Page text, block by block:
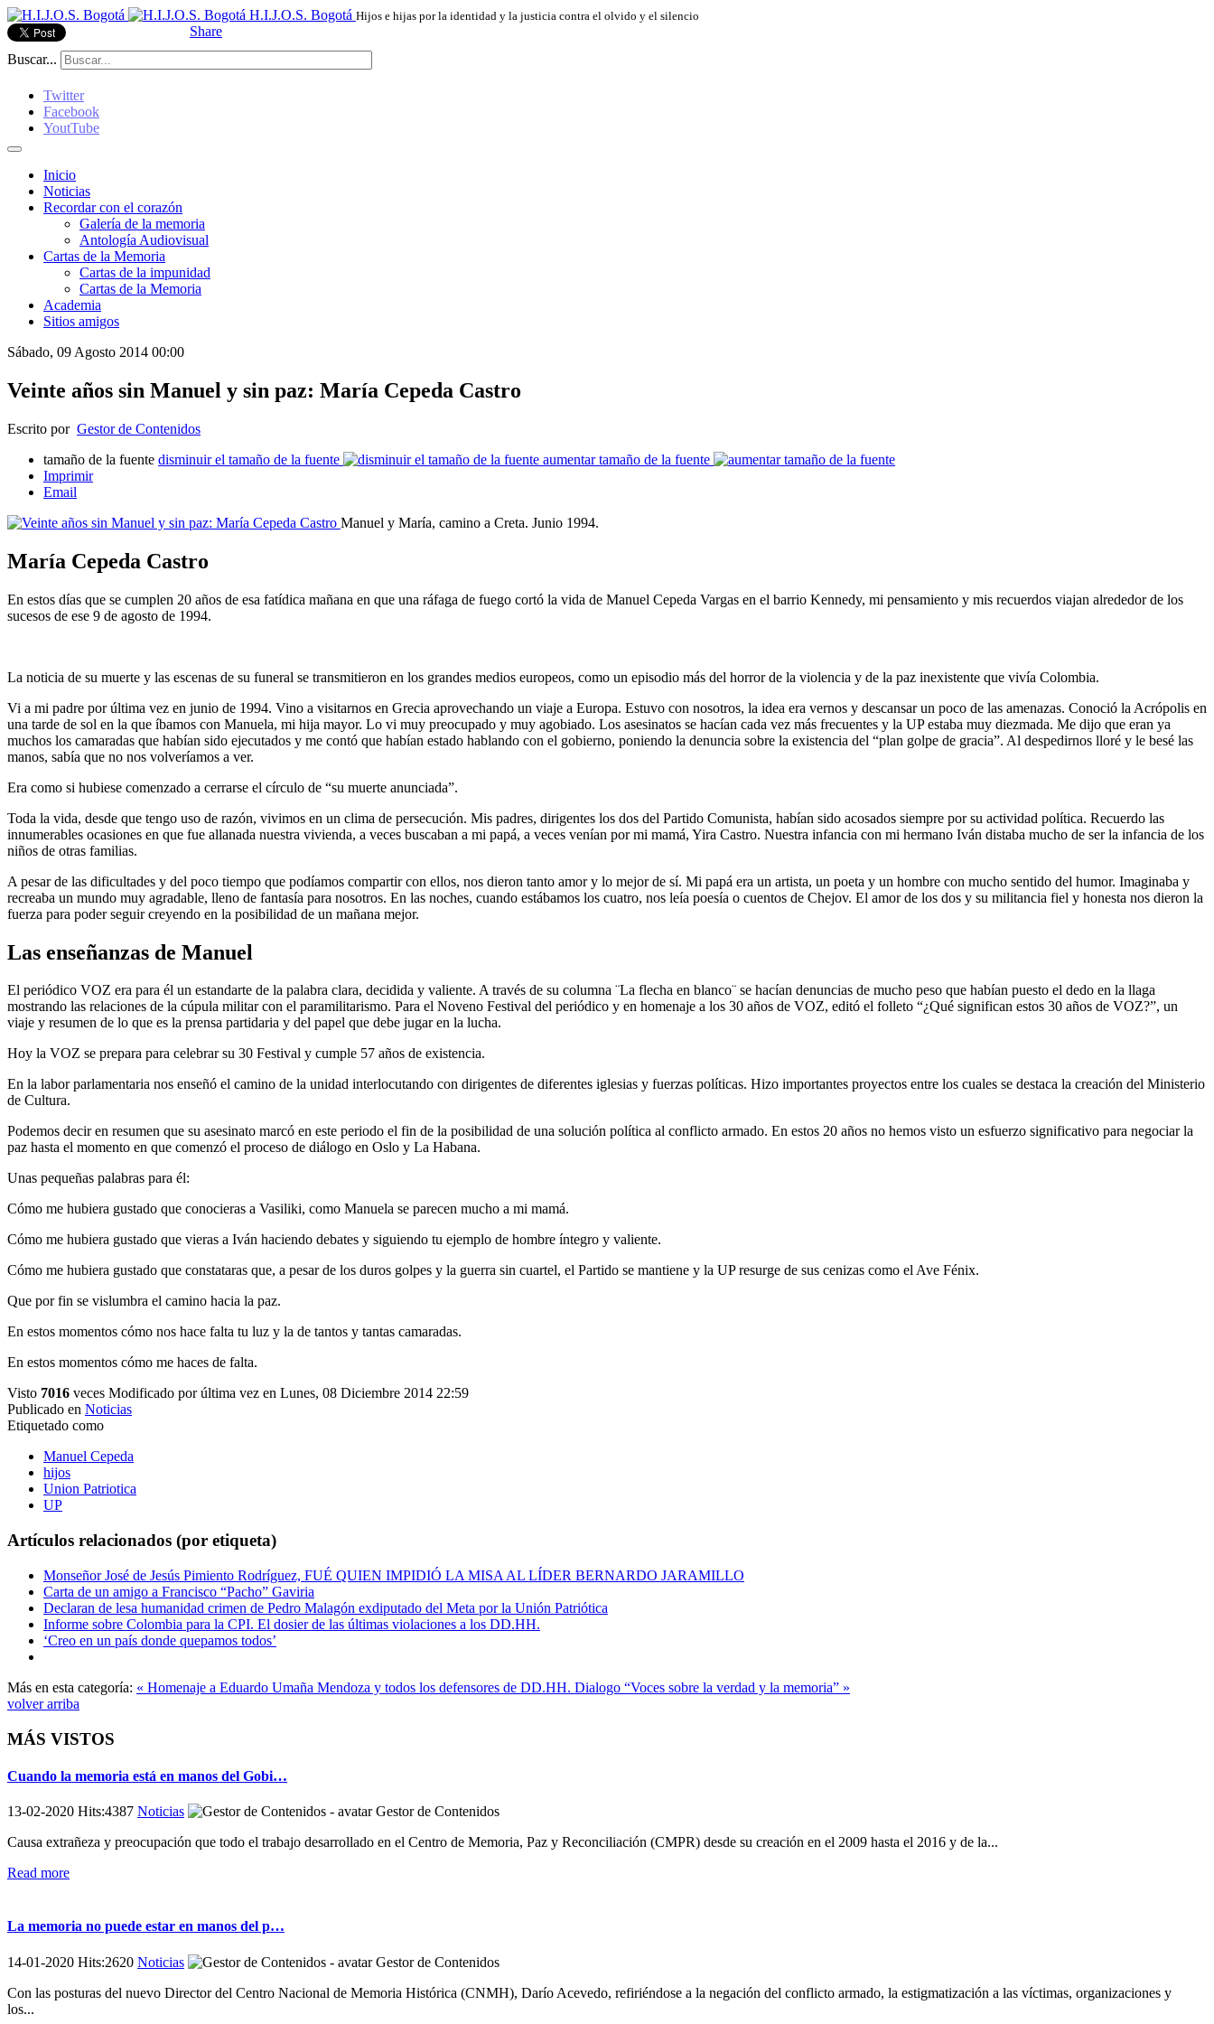
H.I.J.O.S. Bogotá Hijos e hijas por la identidad y la justicia contra el olvido y el silencio
Share
Buscar...
Twitter
Facebook
YoutTube
Inicio
Noticias
Recordar con el corazón
Galería de la memoria
Antología Audiovisual
Cartas de la Memoria
Cartas de la impunidad
Cartas de la Memoria
Academia
Sitios amigos
Sábado, 09 Agosto 2014 00:00
Veinte años sin Manuel y sin paz: María Cepeda Castro
Escrito por Gestor de Contenidos
tamaño de la fuente disminuir el tamaño de la fuente
aumentar tamaño de la fuente
Imprimir
Email
Manuel y María, camino a Creta. Junio 1994.
María Cepeda Castro
En estos días que se cumplen 20 años de esa fatídica mañana en que una ráfaga de fuego cortó la vida de Manuel Cepeda Vargas en el barrio Kennedy, mi pensamiento y mis recuerdos viajan alrededor de los
sucesos de ese 9 de agosto de 1994.
La noticia de su muerte y las escenas de su funeral se transmitieron en los grandes medios europeos, como un episodio más del horror de la violencia y de la paz inexistente que vivía Colombia.
Vi a mi padre por última vez en junio de 1994. Vino a visitarnos en Grecia aprovechando un viaje a Europa. Estuvo con nosotros, la idea era vernos y descansar un poco de las amenazas. Conoció la Acrópolis en
una tarde de sol en la que íbamos con Manuela, mi hija mayor. Lo vi muy preocupado y muy agobiado. Los asesinatos se hacían cada vez más frecuentes y la UP estaba muy diezmada. Me dijo que eran ya
muchos los camaradas que habían sido ejecutados y me contó que habían estado hablando con el gobierno, poniendo la denuncia sobre la existencia del “plan golpe de gracia”. Al despedirnos lloré y le besé las
manos, sabía que no nos volveríamos a ver.
Era como si hubiese comenzado a cerrarse el círculo de “su muerte anunciada”.
Toda la vida, desde que tengo uso de razón, vivimos en un clima de persecución. Mis padres, dirigentes los dos del Partido Comunista, habían sido acosados siempre por su actividad política. Recuerdo las
innumerables ocasiones en que fue allanada nuestra vivienda, a veces buscaban a mi papá, a veces venían por mi mamá, Yira Castro. Nuestra infancia con mi hermano Iván distaba mucho de ser la infancia de los
niños de otras familias.
A pesar de las dificultades y del poco tiempo que podíamos compartir con ellos, nos dieron tanto amor y lo mejor de sí. Mi papá era un artista, un poeta y un hombre con mucho sentido del humor. Imaginaba y
recreaba un mundo muy agradable, lleno de fantasía para nosotros. En las noches, cuando estábamos los cuatro, nos leía poesía o cuentos de Chejov. El amor de los dos y su militancia fiel y honesta nos dieron la
fuerza para poder seguir creyendo en la posibilidad de un mañana mejor.
Las enseñanzas de Manuel
El periódico VOZ era para él un estandarte de la palabra clara, decidida y valiente. A través de su columna ¨La flecha en blanco¨ se hacían denuncias de mucho peso que habían puesto el dedo en la llaga
mostrando las relaciones de la cúpula militar con el paramilitarismo. Para el Noveno Festival del periódico y en homenaje a los 30 años de VOZ, editó el folleto “¿Qué significan estos 30 años de VOZ?”, un
viaje y resumen de lo que es la prensa partidaria y del papel que debe jugar en la lucha.
Hoy la VOZ se prepara para celebrar su 30 Festival y cumple 57 años de existencia.
En la labor parlamentaria nos enseñó el camino de la unidad interlocutando con dirigentes de diferentes iglesias y fuerzas políticas. Hizo importantes proyectos entre los cuales se destaca la creación del Ministerio
de Cultura.
Podemos decir en resumen que su asesinato marcó en este periodo el fin de la posibilidad de una solución política al conflicto armado. En estos 20 años no hemos visto un esfuerzo significativo para negociar la
paz hasta el momento en que comenzó el proceso de diálogo en Oslo y La Habana.
Unas pequeñas palabras para él:
Cómo me hubiera gustado que conocieras a Vasiliki, como Manuela se parecen mucho a mi mamá.
Cómo me hubiera gustado que vieras a Iván haciendo debates y siguiendo tu ejemplo de hombre íntegro y valiente.
Cómo me hubiera gustado que constataras que, a pesar de los duros golpes y la guerra sin cuartel, el Partido se mantiene y la UP resurge de sus cenizas como el Ave Fénix.
Que por fin se vislumbra el camino hacia la paz.
En estos momentos cómo nos hace falta tu luz y la de tantos y tantas camaradas.
En estos momentos cómo me haces de falta.
Visto 7016 veces Modificado por última vez en Lunes, 08 Diciembre 2014 22:59
Publicado en Noticias
Etiquetado como
Manuel Cepeda
hijos
Union Patriotica
UP
Artículos relacionados (por etiqueta)
Monseñor José de Jesús Pimiento Rodríguez, FUÉ QUIEN IMPIDIÓ LA MISA AL LÍDER BERNARDO JARAMILLO
Carta de un amigo a Francisco “Pacho” Gaviria
Declaran de lesa humanidad crimen de Pedro Malagón exdiputado del Meta por la Unión Patriótica
Informe sobre Colombia para la CPI. El dosier de las últimas violaciones a los DD.HH.
‘Creo en un país donde quepamos todos’
Más en esta categoría: « Homenaje a Eduardo Umaña Mendoza y todos los defensores de DD.HH. Dialogo “Voces sobre la verdad y la memoria” »
volver arriba
MÁS VISTOS
Cuando la memoria está en manos del Gobi…
13-02-2020 Hits:4387 Noticias
Gestor de Contenidos
Causa extrañeza y preocupación que todo el trabajo desarrollado en el Centro de Memoria, Paz y Reconciliación (CMPR) desde su creación en el 2009 hasta el 2016 y de la...
Read more
La memoria no puede estar en manos del p…
14-01-2020 Hits:2620 Noticias
Gestor de Contenidos
Con las posturas del nuevo Director del Centro Nacional de Memoria Histórica (CNMH), Darío Acevedo, refiriéndose a la negación del conflicto armado, la estigmatización a las víctimas, organizaciones y
los...